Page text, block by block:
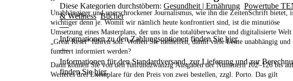
Diese Kategorien durchstöbern: Gesundheit | Ernährung Powertube
& Wellness Bücher
Informationen zu den Zahlungsoptionen finden Siehier.
Informationen für den Standardversand, zur Lieferung und zur
finden Siehier.
Unabhängiger und unerschrockener Journalismus, wie ihn die ZeitenSchrift bietet,
wichtiger denn je. Womit wir nämlich heute konfrontiert sind, ist die minutiöse
Umsetzung eines Masterplans, der uns in die totalüberwachte und digitalisierte Welt
„Great Reset“ führen soll. Wollen Sie mithelfen, damit viele Leute unabhängig und
fundiert informiert werden?
Dann können Sie von den fünfundzwanzig Ausgaben der Nummern 102–126bis
Weiteres drei Exemplare für den Preis von zwei bestellen, zzgl. Porto. Das gilt